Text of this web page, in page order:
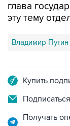
глава
эту тему
Владимир Путин
Купить
Получать